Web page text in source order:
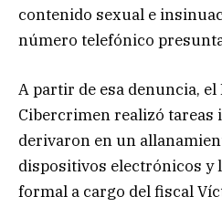
contenido sexual e
número telefónico
A partir de esa denuncia,
Cibercrimen realizó tareas
derivaron en un
dispositivos electrónicos
formal a cargo del fiscal